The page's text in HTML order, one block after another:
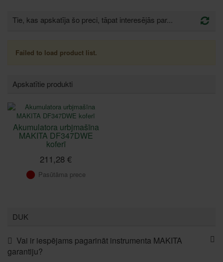
Tie, kas apskatīja šo preci, tāpat interesējās par...
Failed to load product list.
Apskatītie produkti
Akumulatora urbjmašīna
MAKITA DF347DWE
koferī
211,28 €
Pasūtāma prece
DUK
Vai ir iespējams pagarināt instrumenta MAKITA
garantiju?